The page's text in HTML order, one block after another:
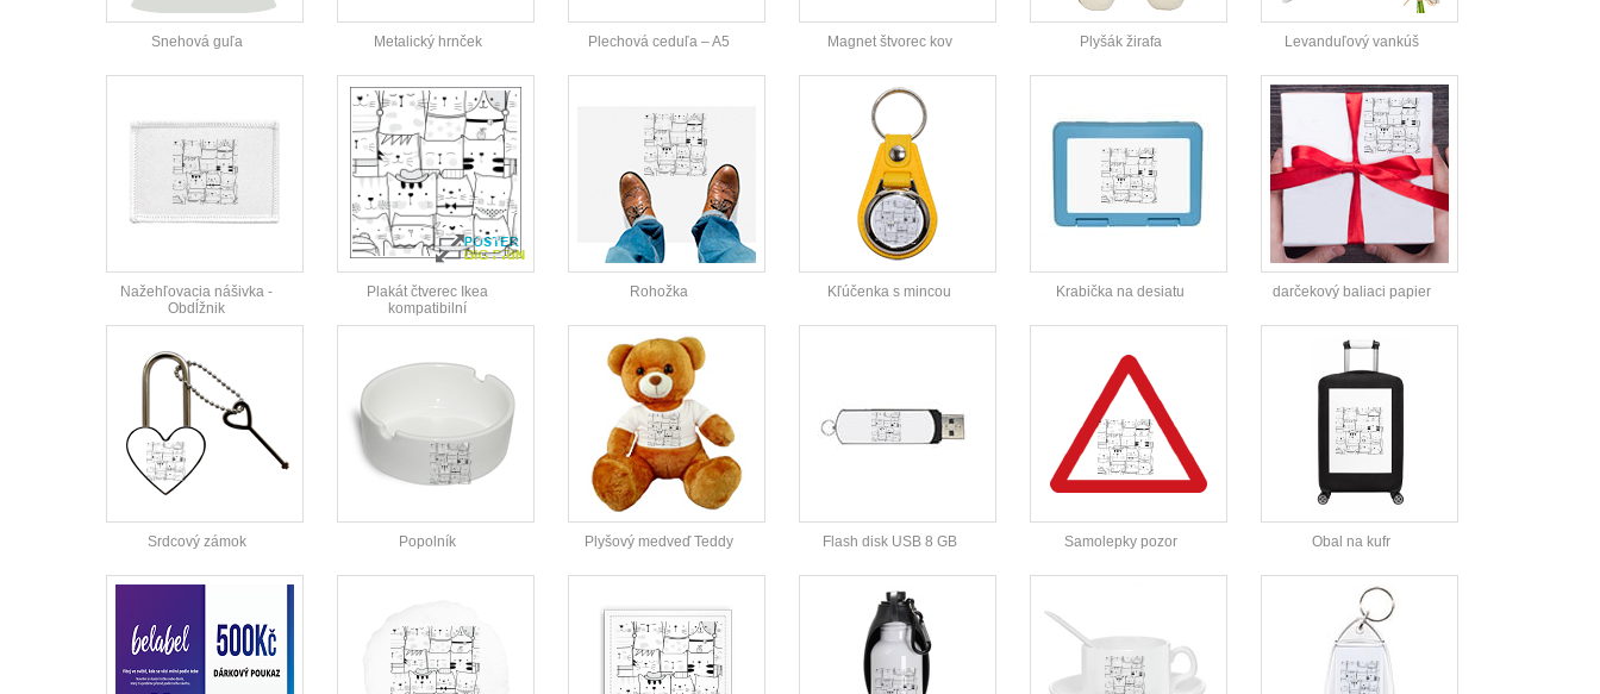
Snehová guľa Metalický hrnček Plechová ceduľa – A5 Magnet štvorec kov Plyšák žirafa Levanduľový vankúš
Nažehľovacia nášivka -
Obdĺžnik
Plakát čtverec Ikea
kompatibilní
Rohožka Kľúčenka s mincou Krabička na desiatu darčekový baliaci papier
Srdcový zámok Popolník Plyšový medveď Teddy Flash disk USB 8 GB Samolepky pozor Obal na kufr